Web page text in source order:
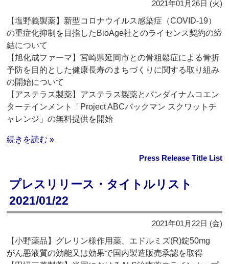
2021年01月26日 (火)
【塩野義製薬】新型コロナウイルス感染症（COVID-19）
の重症化抑制を目指したBioAge社とのライセンス契約の締
結について
【旭化成ファーマ】宮崎県延岡市との骨粗鬆症による骨折
予防を目的とした健康長寿のまちづくりに関する取り組み
の開始について
【アステラス製薬】アステラス製薬とバンダイナムコエン
ターテインメント「Project ABCパックマン スクワットチ
ャレンジ」の無料提供を開始
続きを読む »
Press Release Title List
プレスリリース・タイトルリスト
2021/01/22
2021年01月22日 (金)
【小野薬品】グレリン様作用薬、エドルミズ(R)錠50mg
がん悪液質の効能又は効果で国内製造販売承認を取得